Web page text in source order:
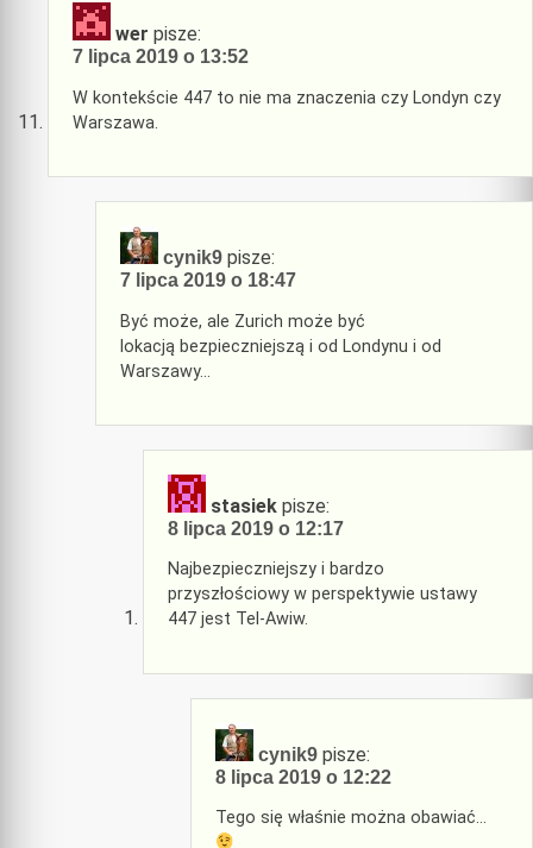
wer pisze:
7 lipca 2019 o 13:52
W kontekście 447 to nie ma znaczenia czy Londyn czy
Warszawa.
cynik9 pisze:
7 lipca 2019 o 18:47
Być może, ale Zurich może być
lokacją bezpieczniejszą i od Londynu i od
Warszawy…
stasiek pisze:
8 lipca 2019 o 12:17
Najbezpieczniejszy i bardzo
przyszłościowy w perspektywie ustawy
447 jest Tel-Awiw.
cynik9 pisze:
8 lipca 2019 o 12:22
Tego się właśnie można obawiać…